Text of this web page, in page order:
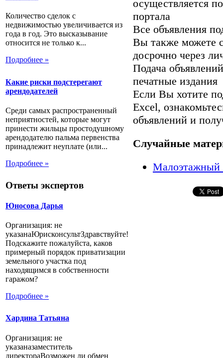
Количество сделок с
недвижимостью увеличивается из
года в год. Это высказывание
относится не только к...
Подробнее »
Какие риски подстерегают
арендодателей
Среди самых распространенный
неприятностей, которые могут
принести жильцы простодушному
арендодателю пальма первенства
принадлежит неуплате (или...
Подробнее »
Ответы экспертов
Юносова Дарья
Организация: не
указанаЮрисконсультЗдравствуйте!
Подскажите пожалуйста, каков
примерный порядок приватизации
земельного участка под
находящимся в собственности
гаражом?
Подробнее »
Хардина Татьяна
Организация: не
указаназаместитель
директораВозможен ли обмен
осуществляется
портала
Все объявления
Вы также можете
досрочно через
Подача
печатные издания
Если Вы хотите
Excel,
объявлений и
Случайные
Малоэтажный